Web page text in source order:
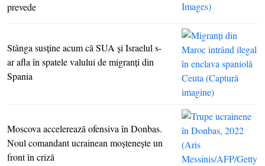
prevede
Stânga susţine acum că SUA şi Israelul s-
ar afla în spatele valului de migranţi din
Spania
Moscova accelerează ofensiva în Donbas.
Noul comandant ucrainean moşteneşte un
front în criză